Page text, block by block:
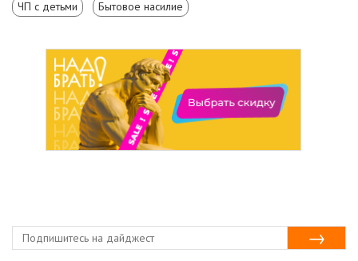
ЧП с детьми Бытовое насилие